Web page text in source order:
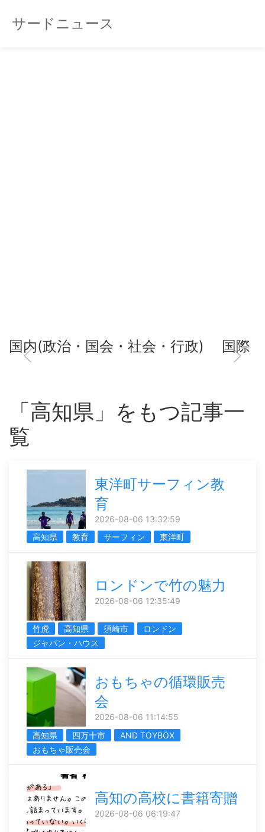
サードニュース
国内(政治・国会・社会・行政) 国際
「高知県」をもつ記事一
覧
東洋町サーフィン教
育
2026-08-06 13:32:59
高知県
教育 サーフィン 東洋町
ロンドンで竹の魅力
2026-08-06 12:35:49
竹虎 高知県 須崎市
ロンドン
ジャパン・ハウス
おもちゃの循環販売
会
2026-08-06 11:14:55
高知県
四万十市
AND TOYBOX
おもちゃ販売会
高知の高校に書籍寄贈
2026-08-06 06:19:47